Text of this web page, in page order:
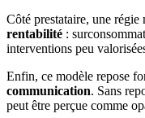
Côté prestataire, une régie
rentabilité :
interventions peu
Enfin, ce modèle repose
communication. Sans
peut être perçue comme